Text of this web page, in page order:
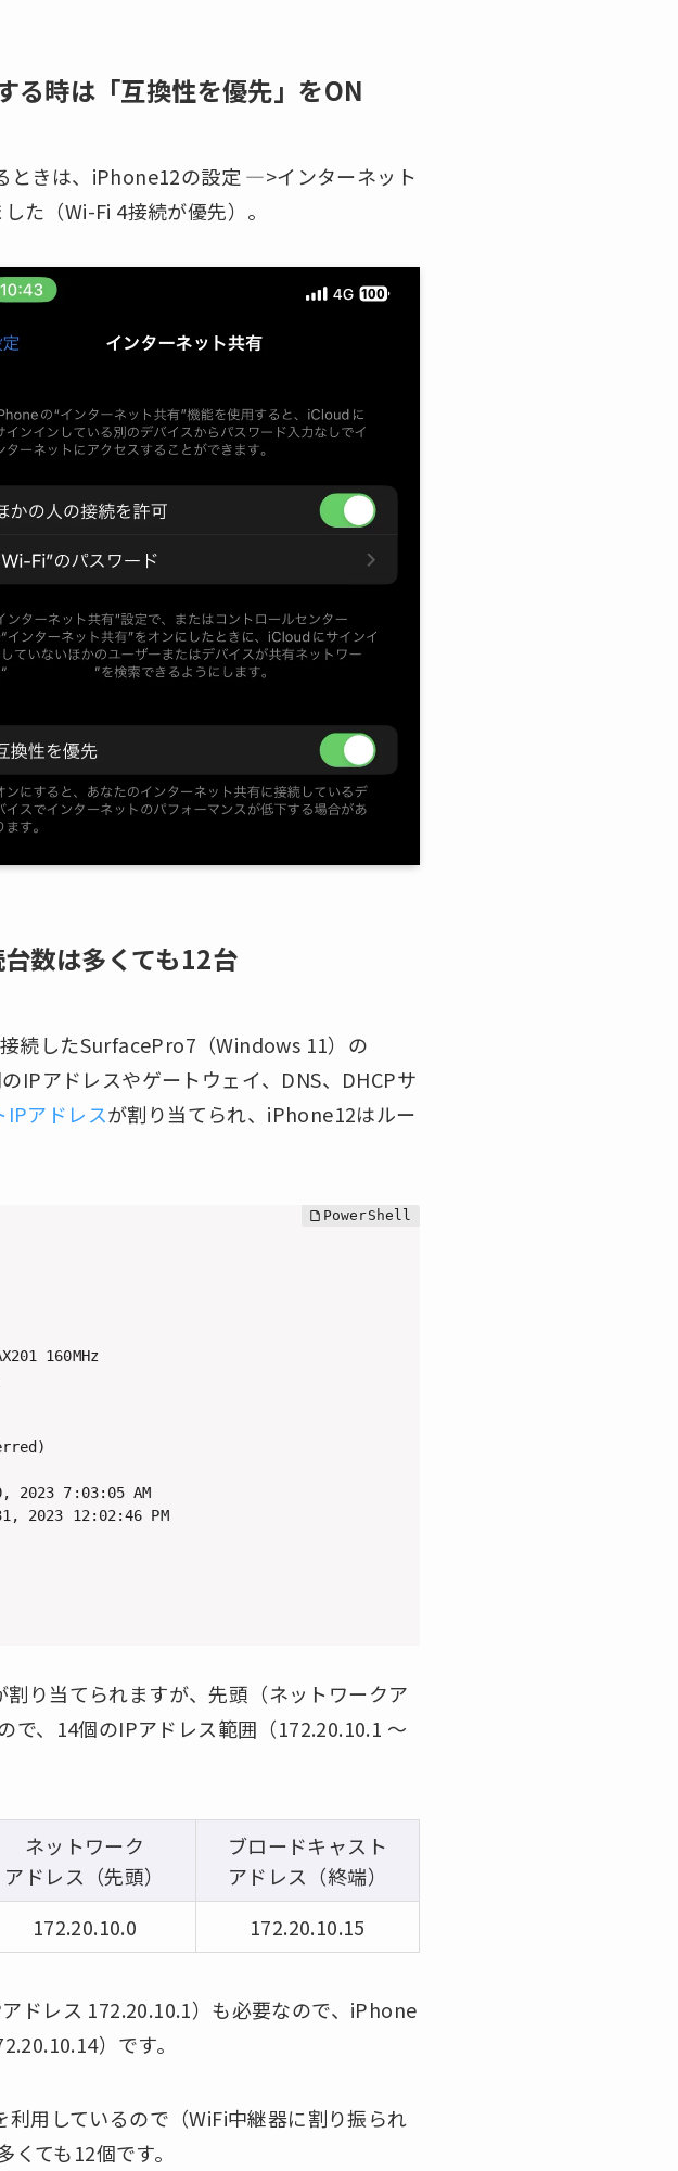
時は「互換性を優先」をON
ときは、iPhone12の設定 —>インターネット
た（Wi-Fi 4接続が優先）。
数は多くても12台
続したSurfacePro7（Windows 11）の
IPアドレスやゲートウェイ、DNS、DHCPサ
IPアドレスが割り当てられ、iPhone12はルー
160MHz
2023 7:03:05 AM
2023 12:02:46 PM
り当てられますが、先頭（ネットワークア
で、14個のIPアドレス範囲（172.20.10.1 ～
ネットワーク
アドレス（先頭）
ブロードキャスト
アドレス（終端）
172.20.10.0 172.20.10.15
ドレス 172.20.10.1）も必要なので、iPhone
）です。
用しているので（WiFi中継器に割り振られ
ても12個です。